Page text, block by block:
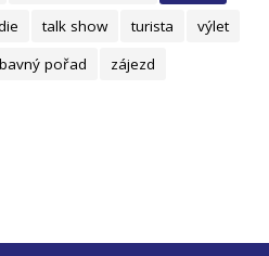
talk show turista
výlet
pořad zájezd